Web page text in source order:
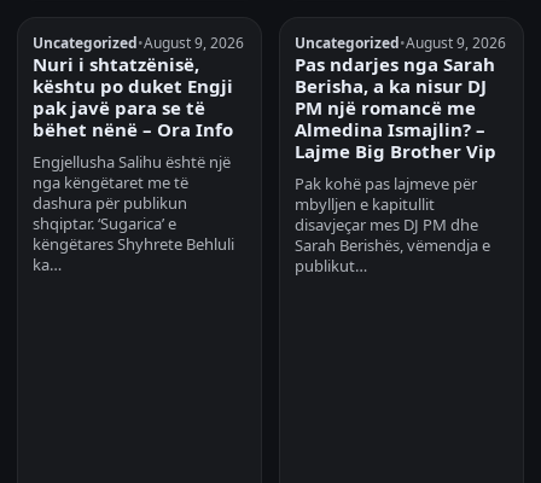
Uncategorized•August 9, 2026
Nuri i shtatzënisë,
kështu po duket Engji
pak javë para se të
bëhet nënë – Ora Info
Engjellusha Salihu është një
nga këngëtaret me të
dashura për publikun
shqiptar. ‘Sugarica’ e
këngëtares Shyhrete Behluli
ka…
Uncategorized•August 9, 2026
Pas ndarjes nga Sarah
Berisha, a ka nisur DJ
PM një romancë me
Almedina Ismajlin? –
Lajme Big Brother Vip
Pak kohë pas lajmeve për
mbylljen e kapitullit
disavjeçar mes DJ PM dhe
Sarah Berishës, vëmendja e
publikut…